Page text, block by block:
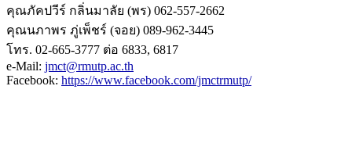
คุณภัคปวีร์ กลิ่นมาลัย (พร) 062-557-2662
คุณนภาพร ภู่เพ็ชร์ (จอย) 089-962-3445
โทร. 02-665-3777 ต่อ 6833, 6817
e-Mail: jmct@rmutp.ac.th
Facebook: https://www.facebook.com/jmctrmutp/